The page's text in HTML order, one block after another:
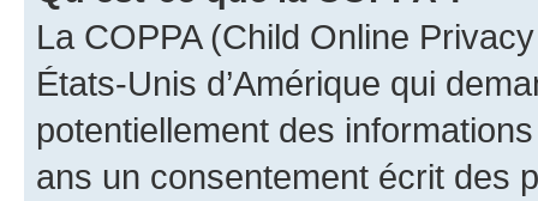
La COPPA (Child Online
États-Unis d’Amérique qui
potentiellement des
ans un consentement écrit des